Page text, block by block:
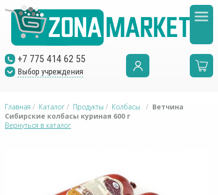
+7 775 414 62 55
Выбор учреждения
Главная / Каталог / Продукты / Колбасы / Ветчина
Сибирские колбасы куриная 600 г
Вернуться в каталог